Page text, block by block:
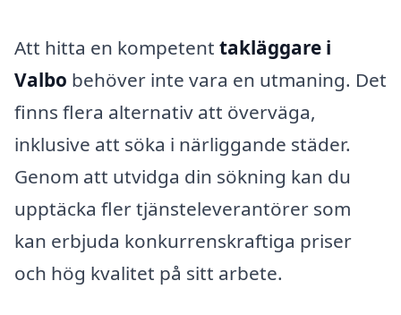
Att hitta en kompetent takläggare i
Valbo behöver inte vara en utmaning. Det
finns flera alternativ att överväga,
inklusive att söka i närliggande städer.
Genom att utvidga din sökning kan du
upptäcka fler tjänsteleverantörer som
kan erbjuda konkurrenskraftiga priser
och hög kvalitet på sitt arbete.